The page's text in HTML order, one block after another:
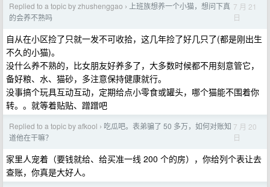
Replied to a topic by zhushenggao ›
上班族想养一个小猫，想问下真
的会养不熟吗
7 月 21
日
自从在小区捡了只就一发不可收拾，这几年捡了好几只了(都是刚出生
不久的小猫)。
没什么养不熟的，比女朋友好养多了，大多数时候都不用刻意管它，
备好粮、水、猫砂，多注意保持健康就行。
没事搞个玩具互动互动，定期给点小零食或罐头，哪个猫能不围着你
转。。就等着贴贴、蹭蹭吧
Replied to a topic by afkool › 吃瓜吧。表弟骗了 50 多万，如何对账知
道他在干嘛？
7 月 20
日
家里人宠着（要钱就给、给买准一线 200 个的房），你给列个表让去
查账，你真是大好人。